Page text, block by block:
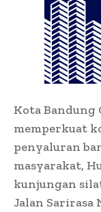
Kota Bandung
memperkuat
penyaluran
masyarakat,
kunjungan
Jalan Sarirasa